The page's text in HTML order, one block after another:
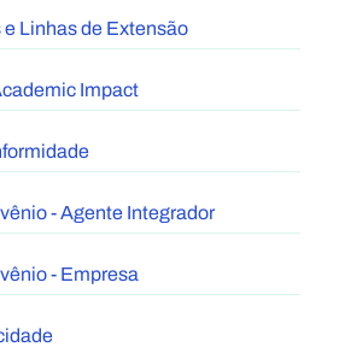
Linhas de Extensão
Impact
- Agente Integrador
- Empresa